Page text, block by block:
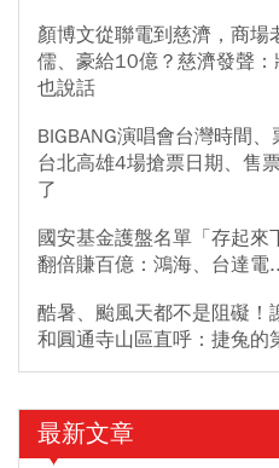
顏博文從聯電到慈濟，商場
儒、豪給10億？慈濟發聲
也說話
BIGBANG演唱會台灣時間
台北高雄4場搶票日期、售
了
國安基金護盤名單「存起
翻倍賺百億：鴻海、台達電
酷暑、颱風天都不是阻礙！
和圓通寺山區直呼：捷兔的
最新文章